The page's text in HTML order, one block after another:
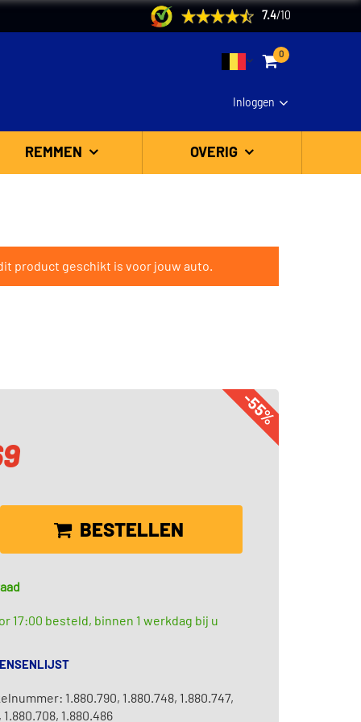
7.4/ 10
0
Inloggen
REMMEN OVERIG
product geschikt is voor jouw auto.
-55%
BESTELLEN
17:00 besteld, binnen 1 werkdag bij u
1.880.790, 1.880.748, 1.880.747,
1.880.708, 1.880.486